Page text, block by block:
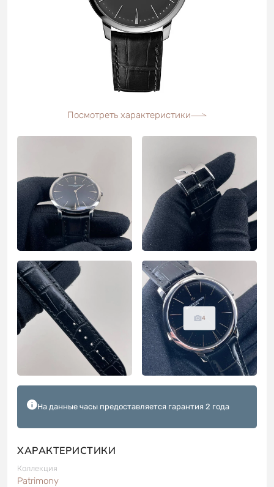
Посмотреть характеристики
4
На данные часы предоставляется гарантия 2 года
ХАРАКТЕРИСТИКИ
Коллекция
Patrimony